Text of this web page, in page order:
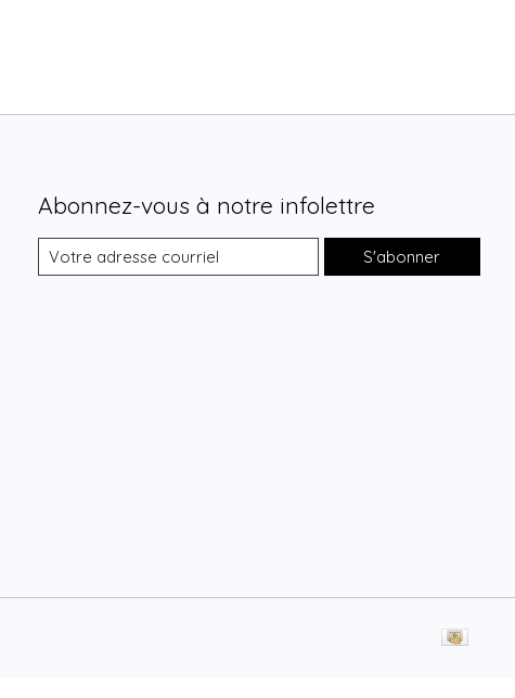
Abonnez-vous à notre infolettre
S'abonner